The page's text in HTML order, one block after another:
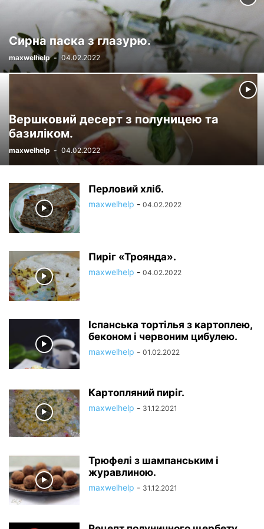
Сирна паска з глазурю.
maxwelhelp - 04.02.2022
Вершковий десерт з полуницею та
базиліком.
maxwelhelp - 04.02.2022
Перловий хліб.
maxwelhelp - 04.02.2022
Пиріг «Троянда».
maxwelhelp - 04.02.2022
Іспанська тортілья з картоплею,
беконом і червоним цибулею.
maxwelhelp - 01.02.2022
Картопляний пиріг.
maxwelhelp - 31.12.2021
Трюфелі з шампанським і
журавлиною.
maxwelhelp - 31.12.2021